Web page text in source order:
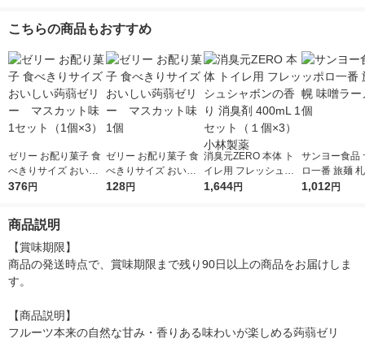
こちらの商品もおすすめ
ゼリー お配り菓子 食
べきりサイズ おいし
い蒟蒻ゼリー マスカ
376円
ゼリー お配り菓子 食
べきりサイズ おいし
い蒟蒻ゼリー マスカ
128円
消臭元ZERO 本体 ト
イレ用 フレッシュシ
ャボンの香り 消臭剤
1,644円
サンヨー食品
ロ一番 旅麺
ラーメン 6個
1,012円
商品説明
【賞味期限】
商品の発送時点で、賞味期限まで残り90日以上の商品をお届けしま
す。
【商品説明】
フルーツ本来の自然な甘み・香りある味わいが楽しめる蒟蒻ゼリ